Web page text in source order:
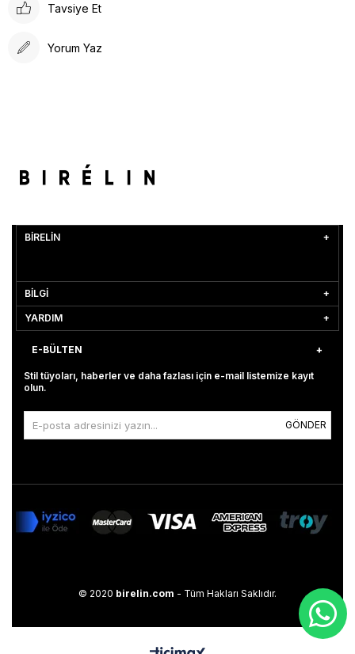
Tavsiye Et
Yorum Yaz
BİRELİN
BİLGİ
YARDIM
E-BÜLTEN
Stil tüyoları, haberler ve daha fazlası için e-mail listemize kayıt
olun.
GÖNDER
© 2020 birelin.com - Tüm Hakları Saklıdır.